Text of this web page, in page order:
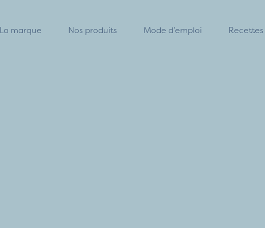
La marque Nos produits Mode d’emploi Recettes